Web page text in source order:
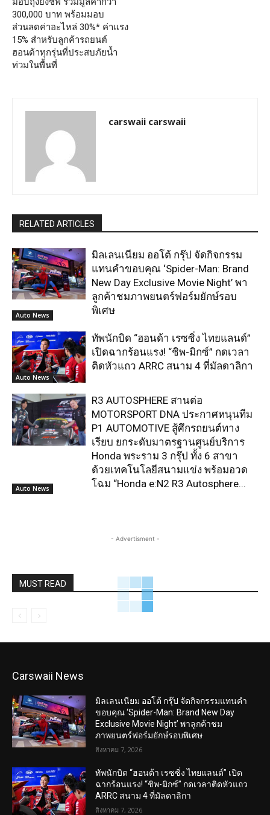
300,000 บาท พร้อมมอบ
ส่วนลดค่าอะไหล่ 30%* ค่าแรง
15% สำหรับลูกค้ารถยนต์
ฮอนด้าทุกรุ่นที่ประสบภัยน้ำ
ท่วมในพื้นที่
carswaii carswaii
RELATED ARTICLES
Auto News
มิลเลนเนียม ออโต้ กรุ๊ป จัดกิจกรรม
แทนคำขอบคุณ ‘Spider-Man: Brand
New Day Exclusive Movie Night’ พา
ลูกค้าชมภาพยนตร์ฟอร์มยักษ์รอบ
พิเศษ
Auto News
ทัพนักบิด “ฮอนด้า เรซซิ่ง ไทยแลนด์”
เปิดฉากร้อนแรง! “ชิพ-มิกซ์” กดเวลา
ติดหัวแถว ARRC สนาม 4 ที่มัลดาลิกา
Auto News
R3 AUTOSPHERE สานต่อ
MOTORSPORT DNA ประกาศหนุนทีม
P1 AUTOMOTIVE สู้ศึกรถยนต์ทาง
เรียบ ยกระดับมาตรฐานศูนย์บริการ
Honda พระราม 3 กรุ๊ป ทั้ง 6 สาขา
ด้วยเทคโนโลยีสนามแข่ง พร้อมอวด
โฉม “Honda e:N2 R3 Autosphere...
- Advertisment -
MUST READ
Carswaii News
มิลเลนเนียม ออโต้ กรุ๊ป จัดกิจกรรมแทนคำ
ขอบคุณ ‘Spider-Man: Brand New Day
Exclusive Movie Night’ พาลูกค้าชม
ภาพยนตร์ฟอร์มยักษ์รอบพิเศษ
สิงหาคม 7, 2026
ทัพนักบิด “ฮอนด้า เรซซิ่ง ไทยแลนด์” เปิด
ฉากร้อนแรง! “ชิพ-มิกซ์” กดเวลาติดหัวแถว
ARRC สนาม 4 ที่มัลดาลิกา
สิงหาคม 7, 2026